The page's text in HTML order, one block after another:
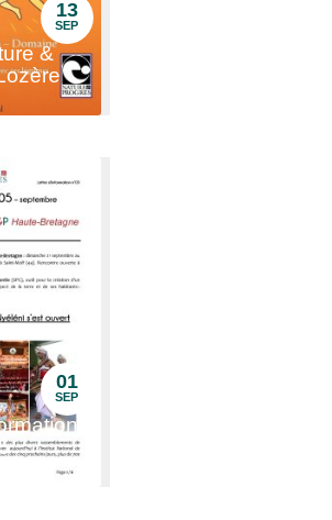
13
SEP
&
01
SEP